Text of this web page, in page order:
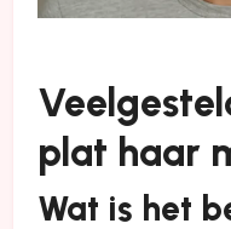
plat haar
Wat is het